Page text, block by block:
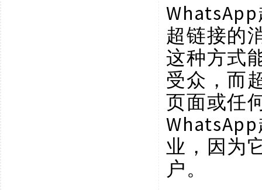
超链接的
这种方式
受众，而
页面或任
业，因为
户。